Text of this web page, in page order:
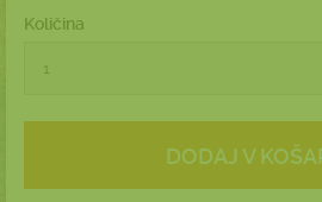
Količina
DODAJ V